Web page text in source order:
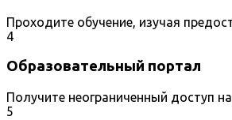
Проходите обучение, изучая
4
Образовательный портал
Получите неограниченный доступ
5